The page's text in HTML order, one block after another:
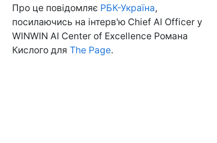
Про це повідомляє РБК-Україна,
посилаючись на інтерв'ю Chief AI Officer у
WINWIN AI Center of Excellence Романа
Кислого для The Page.